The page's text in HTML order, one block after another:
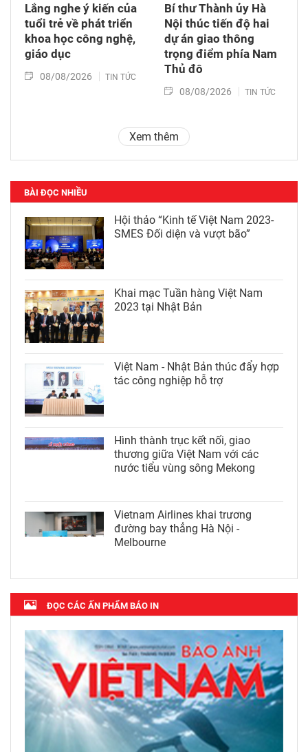
Lắng nghe ý kiến của
tuổi trẻ về phát triển
khoa học công nghệ,
giáo dục
08/08/2026 TIN TỨC
Bí thư Thành ủy Hà
Nội thúc tiến độ hai
dự án giao thông
trọng điểm phía Nam
Thủ đô
08/08/2026 TIN TỨC
Xem thêm
BÀI ĐỌC NHIỀU
Hội thảo “Kinh tế Việt Nam 2023-
SMES Đối diện và vượt bão”
Khai mạc Tuần hàng Việt Nam
2023 tại Nhật Bản
Việt Nam - Nhật Bản thúc đẩy hợp
tác công nghiệp hỗ trợ
Hình thành trục kết nối, giao
thương giữa Việt Nam với các
nước tiểu vùng sông Mekong
Vietnam Airlines khai trương
đường bay thẳng Hà Nội -
Melbourne
ĐỌC CÁC ẤN PHẨM BÁO IN